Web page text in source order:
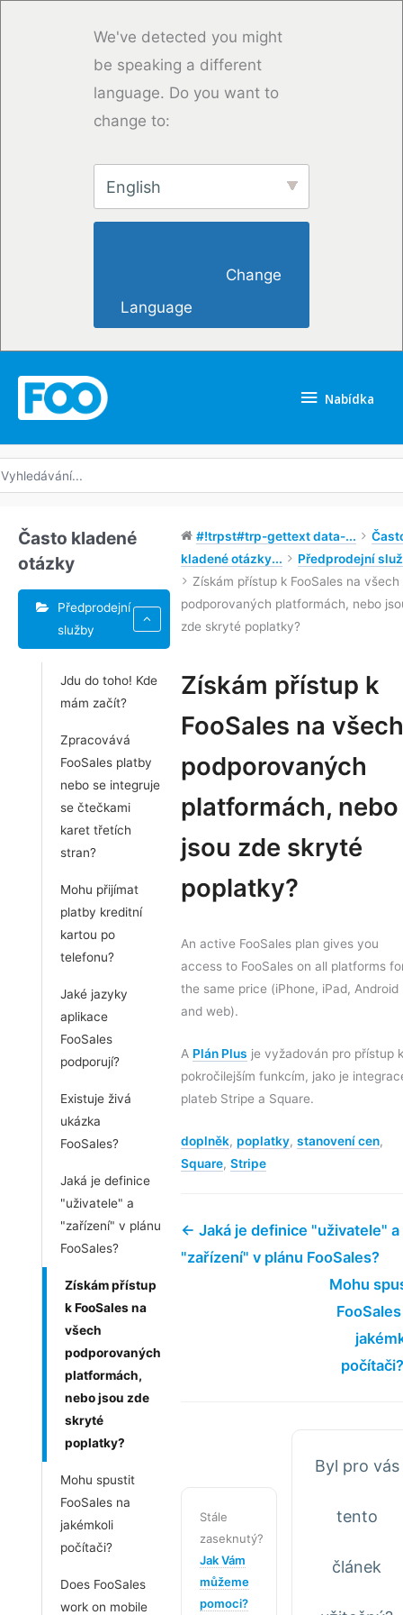
We've detected you might
be speaking a different
language. Do you want to
change to:
English
Language
Nabídka
Často kladené
otázky
Předprodejní
služby
Jdu do toho! Kde
mám začít?
Zpracovává
FooSales platby
nebo se integruje
se čtečkami
karet třetích
stran?
Mohu přijímat
platby kreditní
kartou po
telefonu?
Jaké jazyky
aplikace
FooSales
podporují?
Existuje živá
ukázka
FooSales?
Jaká je definice
"uživatele" a
"zařízení" v plánu
FooSales?
Získám přístup
k FooSales na
všech
podporovaných
platformách,
nebo jsou zde
skryté
poplatky?
Mohu spustit
FooSales na
jakémkoli
počítači?
Does FooSales
work on mobile
#!trpst#trp-gettext data-...
kladené otázky...
Předprodejní
Získám přístup k FooSales na všech
podporovaných platformách, nebo
zde skryté poplatky?
Získám přístup k
FooSales na všech
podporovaných
platformách, nebo
jsou zde skryté
poplatky?
An active FooSales plan gives you
access to FooSales on all platforms
the same price (iPhone, iPad, Android
and web).
A Plán Plus je vyžadován pro přístup k
pokročilejším funkcím, jako je
plateb Stripe a Square.
Štítky
doplněk, poplatky, stanovení cen,
Square, Stripe
v
dokumentu
← Jaká je definice "uživatele" a
"zařízení" v plánu FooSales?
Mohu
Stále
zaseknutý?
Jak Vám
můžeme
pomoci?
Byl pro vás
tento
článek